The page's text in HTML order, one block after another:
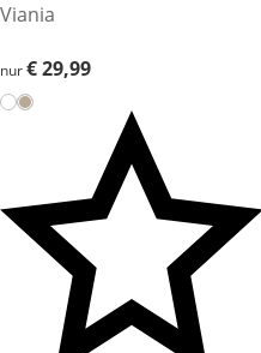
Viania
€ 29,99
nur€ 29,99